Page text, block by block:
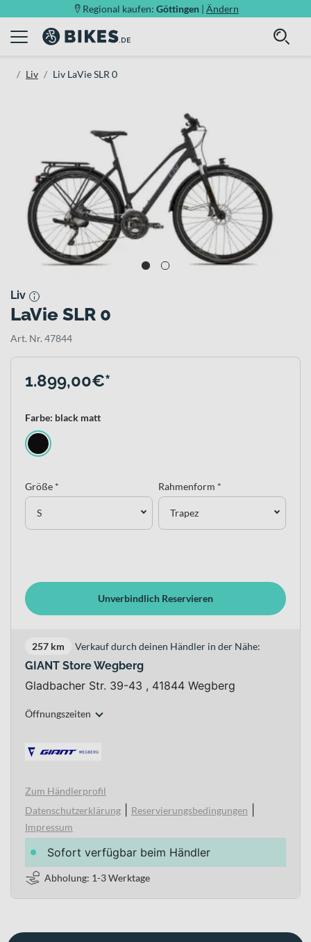
Regional kaufen: Göttingen | Ändern
Liv Liv LaVie SLR 0
Liv
LaVie SLR 0
Art. Nr. 47844
1.899,00€*
Farbe: black matt
Größe *
S
Rahmenform *
Trapez
Unverbindlich Reservieren
257 km Verkauf durch deinen Händler in der Nähe:
GIANT Store Wegberg
Gladbacher Str. 39-43 , 41844 Wegberg
Öffnungszeiten
Zum Händlerprofil
Datenschutzerklärung
Reservierungsbedingungen
Impressum
Sofort verfügbar beim Händler
Abholung: 1-3 Werktage